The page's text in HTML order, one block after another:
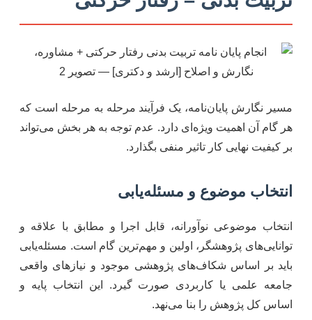
مسیر نگارش پایان‌نامه، یک فرآیند مرحله به مرحله است که
هر گام آن اهمیت ویژه‌ای دارد. عدم توجه به هر بخش می‌تواند
بر کیفیت نهایی کار تاثیر منفی بگذارد.
انتخاب موضوع و مسئله‌یابی
انتخاب موضوعی نوآورانه، قابل اجرا و مطابق با علاقه و
توانایی‌های پژوهشگر، اولین و مهم‌ترین گام است. مسئله‌یابی
باید بر اساس شکاف‌های پژوهشی موجود و نیازهای واقعی
جامعه علمی یا کاربردی صورت گیرد. این انتخاب پایه و
اساس کل پژوهش را بنا می‌نهد.